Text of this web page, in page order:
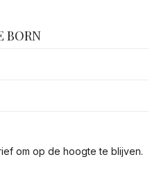
BORN
om op de hoogte te blijven.